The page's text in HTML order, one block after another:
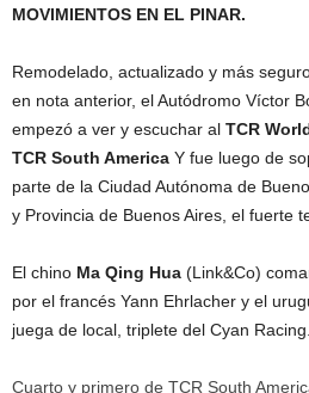
MOVIMIENTOS EN EL PINAR.
Remodelado, actualizado y más
en nota anterior, el Autódromo Víctor
empezó a ver y escuchar al TCR
TCR South America Y fue luego de
parte de la Ciudad Autónoma de
y Provincia de Buenos Aires, el fuerte
El chino Ma Qing Hua (Link&Co)
por el francés Yann Ehrlacher y el
juega de local, triplete del Cyan Racing.
Cuarto y primero de TCR South